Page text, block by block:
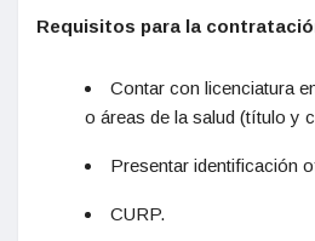
Requisitos para la
Contar con licenciatura
o áreas de la salud (título y
Presentar identificación
CURP.